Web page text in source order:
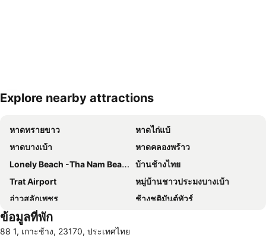
Explore nearby attractions
หาดทรายขาว
หาดไก่แบ้
หาดบางเบ้า
หาดคลองพร้าว
Lonely Beach -Tha Nam Beach
บ้านช้างไทย
Trat Airport
หมู่บ้านชาวประมงบางเบ้า
อ่าวสลักเพชร
ช้างชุติมันต์ทัวร์
ท่าเรือเซ็นเตอร์พอยท์
ข้อมูลที่พัก
88 1, เกาะช้าง, 23170, ประเทศไทย